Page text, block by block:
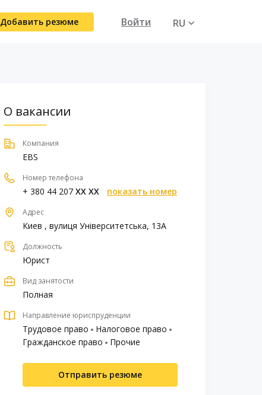
Добавить резюме Войти
RU
О вакансии
Компания
EBS
Номер телефона
+ 380 44 207 XX XX показать номер
Адрес
Киев , вулиця Університетська, 13А
Должность
Юрист
Вид занятости
Полная
Направление юриспруденции
Трудовое право
Налоговое право
Гражданское право
Прочие
Отправить резюме